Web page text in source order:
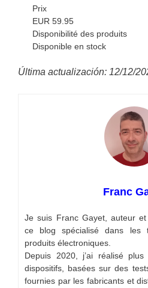
Prix
EUR 59.95
Disponibilité des produits
Disponible en stock
Última actualización: 12/12/
Franc
Je suis Franc Gayet, auteur
ce blog spécialisé dans les
produits électroniques.
Depuis 2020, j’ai réalisé
dispositifs, basées sur des
fournies par les fabricants et